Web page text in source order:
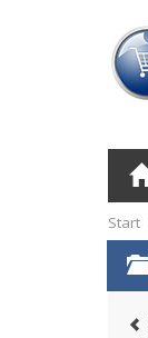
Start